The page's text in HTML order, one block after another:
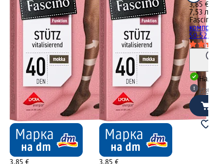
3,85 €
7,53 лв.
Fascino
50-52, 1